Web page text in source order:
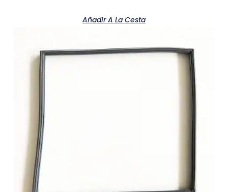
Añadir A La Cesta